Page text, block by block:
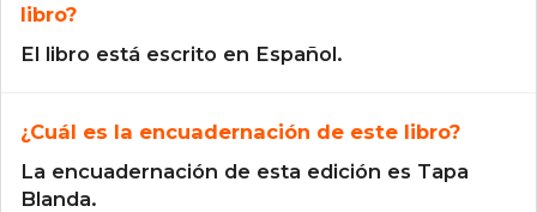
libro?
El libro está escrito en Español.
¿Cuál es la encuadernación de este libro?
La encuadernación de esta edición es Tapa
Blanda.